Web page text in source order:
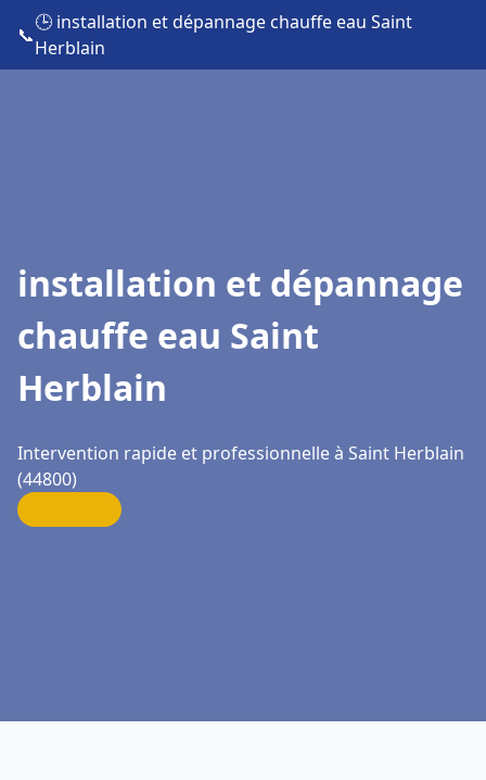
📞
🕒 installation et dépannage chauffe eau Saint
Herblain
installation et dépannage
chauffe eau Saint
Herblain
Intervention rapide et professionnelle à Saint Herblain
(44800)